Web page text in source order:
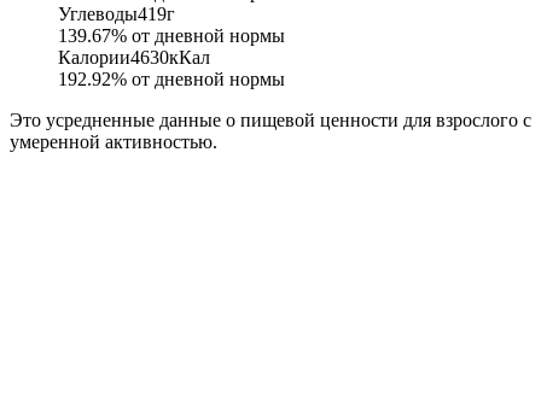
Углеводы419г
139.67% от дневной нормы
Калории4630кКал
192.92% от дневной нормы
Это усредненные данные о пищевой ценности для взрослого с
умеренной активностью.